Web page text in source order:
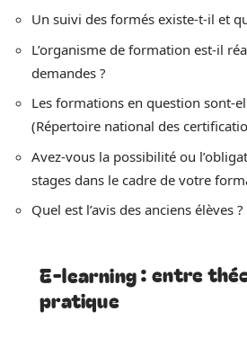
Un suivi des formés existe-t-il et
L’organisme de formation est-il
demandes ?
Les formations en question sont-
(Répertoire national des
Avez-vous la possibilité ou
stages dans le cadre de votre
Quel est l’avis des anciens élèves ?
E-learning : entre
pratique